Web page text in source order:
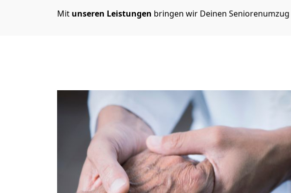
Mit unseren Leistungen bringen wir Deinen Seniorenumzug